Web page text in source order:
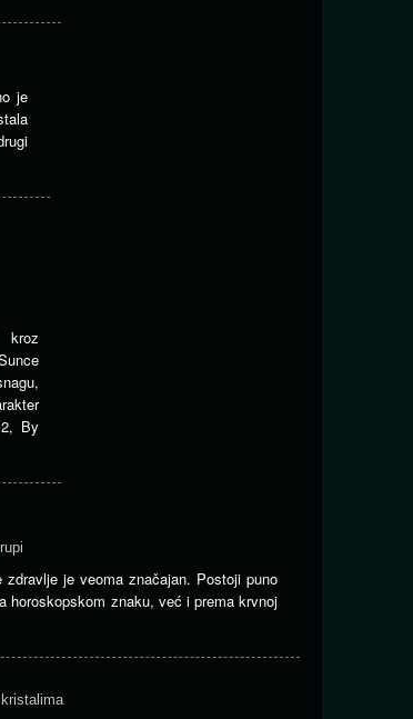
je
kroz
, By
zdravlje je veoma značajan. Postoji puno
horoskopskom znaku, već i prema krvnoj